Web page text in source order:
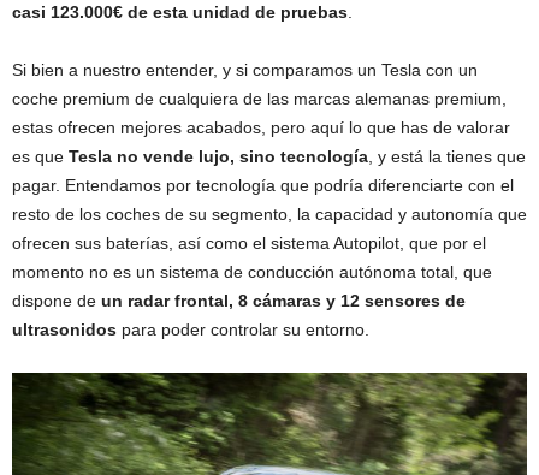
casi 123.000€ de esta unidad de pruebas
Si bien a nuestro entender, y si comparamos un Tesla con un
coche premium de cualquiera de las marcas alemanas premium,
estas ofrecen mejores acabados, pero aquí lo que has de valorar
es que Tesla no vende lujo, sino tecnología , y está la tienes que
pagar. Entendamos por tecnología que podría diferenciarte con el
resto de los coches de su segmento, la capacidad y autonomía que
ofrecen sus baterías, así como el sistema Autopilot, que por el
momento no es un sistema de conducción autónoma total, que
dispone de un radar frontal, 8 cámaras y 12 sensores de
ultrasonidos para poder controlar su entorno.